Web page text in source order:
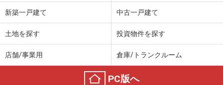
新築一戸建て 中古一戸建て
土地を探す 投資物件を探す
店舗/事業用 倉庫/トランクルーム
PC版へ